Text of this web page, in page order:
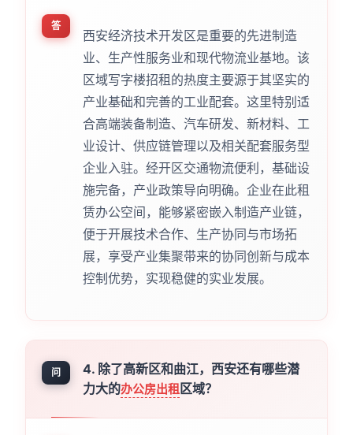
答
西安经济技术开发区是重要的先进制造
业、生产性服务业和现代物流业基地。该
区域写字楼招租的热度主要源于其坚实的
产业基础和完善的工业配套。这里特别适
合高端装备制造、汽车研发、新材料、工
业设计、供应链管理以及相关配套服务型
企业入驻。经开区交通物流便利，基础设
施完备，产业政策导向明确。企业在此租
赁办公空间，能够紧密嵌入制造产业链，
便于开展技术合作、生产协同与市场拓
展，享受产业集聚带来的协同创新与成本
控制优势，实现稳健的实业发展。
问
4. 除了高新区和曲江，西安还有哪些潜
力大的办公房出租区域？